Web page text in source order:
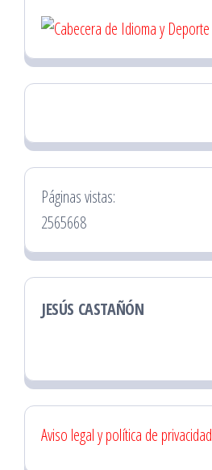
Páginas vistas:
2565668
JESÚS CASTAÑÓN
Aviso legal y política de privacidad